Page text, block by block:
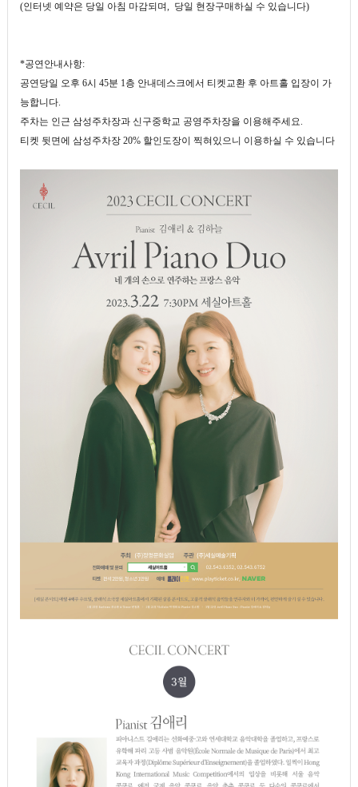
(인터넷 예약은 당일 아침 마감되며, 당일 현장구매하실 수 있습니다)
*공연안내사항:
공연당일 오후 6시 45분 1층 안내데스크에서 티켓교환 후 아트홀 입장이 가
능합니다.
주차는 인근 삼성주차장과 신구중학교 공영주차장을 이용해주세요.
티켓 뒷면에 삼성주차장 20% 할인도장이 찍혀있으니 이용하실 수 있습니다